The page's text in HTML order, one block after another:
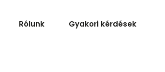
Rólunk Gyakori kérdések